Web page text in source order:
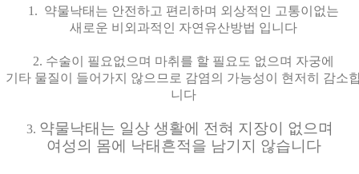
1. 약물낙태는 안전하고 편리하며 외상적인 고통이없는
새로운 비외과적인 자연유산방법 입니다
2. 수술이 필요없으며 마취를 할 필요도 없으며 자궁에
기타 물질이 들어가지 않으므로 감염의 가능성이 현저히 감소
니다
3. 약물낙태는 일상 생활에 전혀 지장이
없으며
여성의 몸에 낙태흔적을 남기지 않습니다